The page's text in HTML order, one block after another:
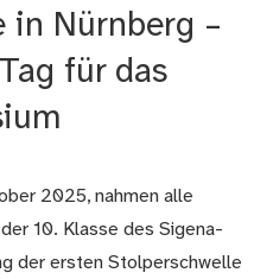
in Nürnberg –
für das
2025, nahmen alle
10. Klasse des Sigena-
der ersten Stolperschwelle